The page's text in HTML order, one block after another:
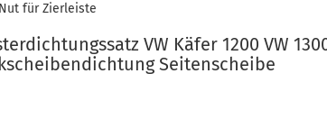
für Zierleiste
VW Käfer 1200 VW
Seitenscheibe